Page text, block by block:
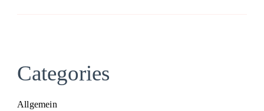
Categories
Allgemein